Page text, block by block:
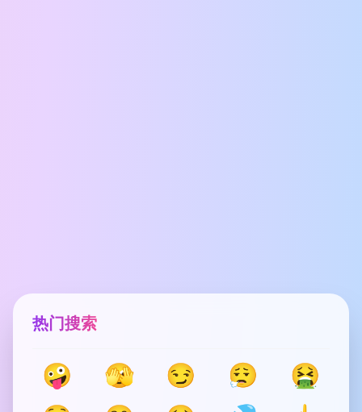
热门搜索
🤪 🫣 😏 😮‍💨
🤮